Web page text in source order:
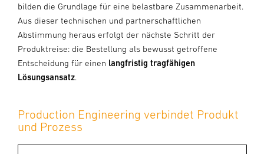
bilden die Grundlage für eine belastbare Zusammenarbeit.
Aus dieser technischen und partnerschaftlichen
Abstimmung heraus erfolgt der nächste Schritt der
Produktreise: die Bestellung als bewusst getroffene
Entscheidung für einen langfristig tragfähigen
Lösungsansatz.
Production Engineering verbindet Produkt
und Prozess